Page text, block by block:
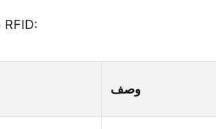
لعلامات الأذن الحيوانية RFID:
وصف